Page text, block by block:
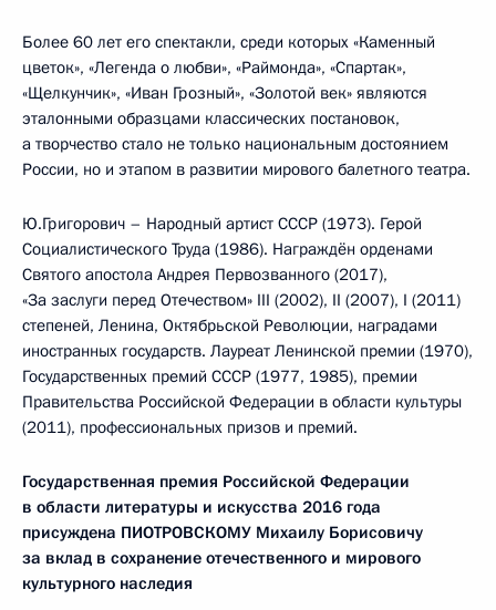
Более 60 лет его спектакли, среди которых «Каменный
цветок», «Легенда о любви», «Раймонда», «Спартак»,
«Щелкунчик», «Иван Грозный», «Золотой век» являются
эталонными образцами классических постановок,
а творчество стало не только национальным достоянием
России, но и этапом в развитии мирового балетного театра.
Ю.Григорович – Народный артист СССР (1973). Герой
Социалистического Труда (1986). Награждён орденами
Святого апостола Андрея Первозванного (2017),
«За заслуги перед Отечеством» III (2002), II (2007), I (2011)
степеней, Ленина, Октябрьской Революции, наградами
иностранных государств. Лауреат Ленинской премии (1970),
Государственных премий СССР (1977, 1985), премии
Правительства Российской Федерации в области культуры
(2011), профессиональных призов и премий.
Государственная премия Российской Федерации
в области литературы и искусства 2016 года
присуждена ПИОТРОВСКОМУ Михаилу Борисовичу
за вклад в сохранение отечественного и мирового
культурного наследия